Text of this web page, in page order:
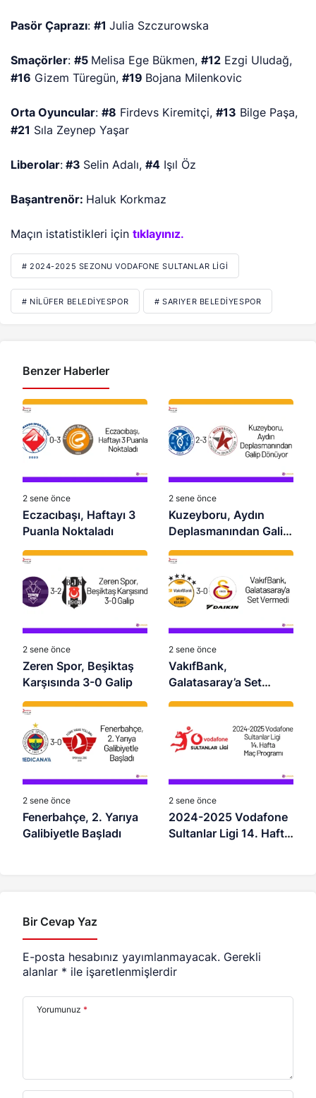
Pasör Çaprazı:#1Julia Szczurowska
Smaçörler:#5 Melisa Ege Bükmen,#12 Ezgi Uludağ,
#16 Gizem Türegün,#19 Bojana Milenkovic
Orta Oyuncular:#8 Firdevs Kiremitçi,#13 Bilge Paşa,
#21 Sıla Zeynep Yaşar
Liberolar: #3 Selin Adalı,#4 Işıl Öz
Başantrenör: Haluk Korkmaz
Maçın istatistikleri içintıklayınız.
# 2024-2025 SEZONU VODAFONE SULTANLAR LIGI
# NILÜFER BELEDIYESPOR # SARIYER BELEDIYESPOR
Benzer Haberler
2 sene önce
Eczacıbaşı, Haftayı 3
Puanla Noktaladı
2 sene önce
Kuzeyboru, Aydın
Deplasmanından Galip
Dönüyor
2 sene önce
Zeren Spor, Beşiktaş
Karşısında 3-0 Galip
2 sene önce
VakıfBank,
Galatasaray’a Set
Vermedi
2 sene önce
Fenerbahçe, 2. Yarıya
Galibiyetle Başladı
2 sene önce
2024-2025 Vodafone
Sultanlar Ligi 14. Hafta
Bir Cevap Yaz
E-posta hesabınız yayımlanmayacak. Gerekli
alanlar * ile işaretlenmişlerdir
Yorumunuz *